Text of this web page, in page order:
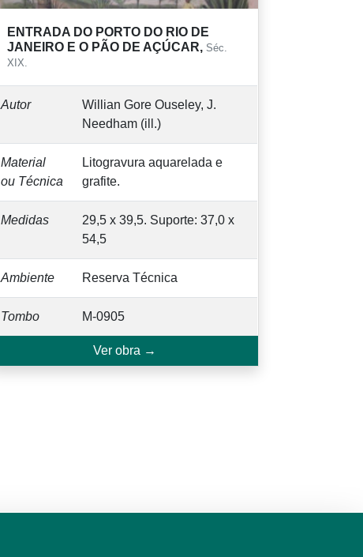
ENTRADA DO PORTO DO RIO DE
JANEIRO E O PÃO DE AÇÚCAR, Séc.
XIX.
Autor
Willian Gore Ouseley, J.
Needham (ill.)
Material
ou Técnica
Litogravura aquarelada e
grafite.
Medidas
29,5 x 39,5. Suporte: 37,0 x
54,5
Ambiente Reserva Técnica
Tombo M-0905
Ver obra →